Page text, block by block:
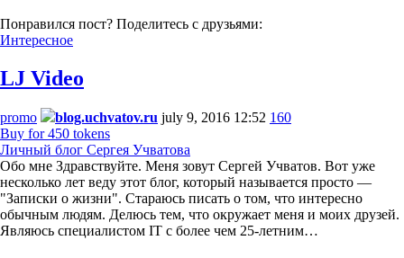
Понравился пост? Поделитесь с друзьями:
Интересное
LJ Video
promo blog.uchvatov.ru july 9, 2016 12:52 160
Buy for 450 tokens
Личный блог Сергея Учватова
Обо мне Здравствуйте. Меня зовут Сергей Учватов. Вот уже
несколько лет веду этот блог, который называется просто —
"Записки о жизни". Стараюсь писать о том, что интересно
обычным людям. Делюсь тем, что окружает меня и моих друзей.
Являюсь специалистом IT с более чем 25-летним…